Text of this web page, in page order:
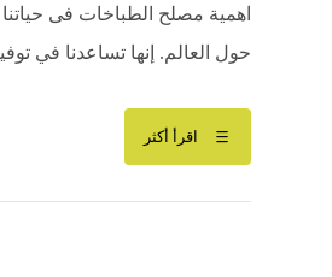
اهمية مصلح الطباخات فى
حول العالم. إنها تساعدنا في
اقرأ أكثر